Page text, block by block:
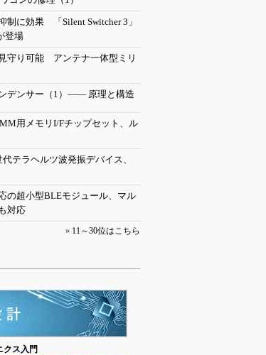
制に効果 「Silent Switcher 3」
登場
守り可能 アンテナ一体型ミリ
デンサー（1）―― 原理と構造
用メモリI/Fチップセット、ル
テラヘルツ波発振デバイス、
の超小型BLEモジュール、マル
対応
» 11～30位はこちら
クス入門